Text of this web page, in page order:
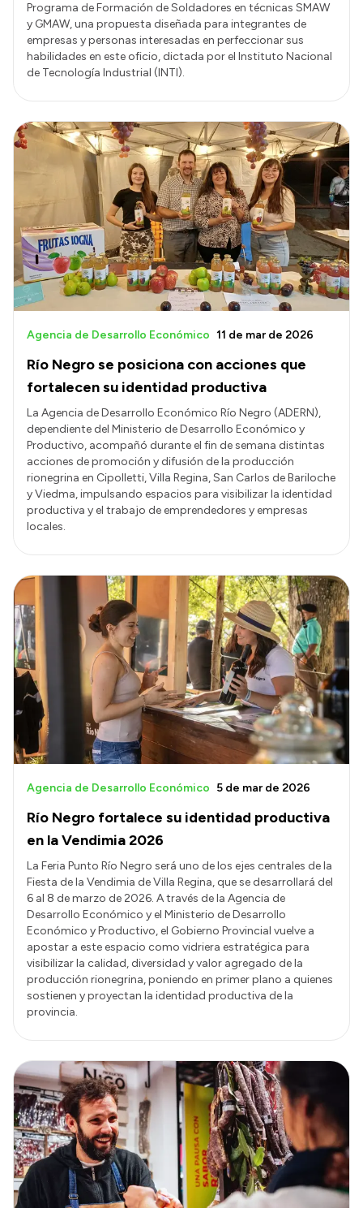
Programa de Formación de Soldadores en técnicas SMAW
y GMAW, una propuesta diseñada para integrantes de
empresas y personas interesadas en perfeccionar sus
habilidades en este oficio, dictada por el Instituto Nacional
de Tecnología Industrial (INTI).
Río Negro se posiciona con acciones que
fortalecen su identidad productiva
Agencia de Desarrollo Económico 11 de mar de 2026
La Agencia de Desarrollo Económico Río Negro (ADERN),
dependiente del Ministerio de Desarrollo Económico y
Productivo, acompañó durante el fin de semana distintas
acciones de promoción y difusión de la producción
rionegrina en Cipolletti, Villa Regina, San Carlos de Bariloche
y Viedma, impulsando espacios para visibilizar la identidad
productiva y el trabajo de emprendedores y empresas
locales.
Río Negro fortalece su identidad productiva
en la Vendimia 2026
Agencia de Desarrollo Económico 5 de mar de 2026
La Feria Punto Río Negro será uno de los ejes centrales de la
Fiesta de la Vendimia de Villa Regina, que se desarrollará del
6 al 8 de marzo de 2026. A través de la Agencia de
Desarrollo Económico y el Ministerio de Desarrollo
Económico y Productivo, el Gobierno Provincial vuelve a
apostar a este espacio como vidriera estratégica para
visibilizar la calidad, diversidad y valor agregado de la
producción rionegrina, poniendo en primer plano a quienes
sostienen y proyectan la identidad productiva de la
provincia.